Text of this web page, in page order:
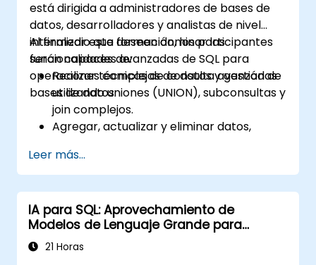
está dirigida a administradores de bases de
datos, desarrolladores y analistas de nivel
intermedio que deseen dominar las
funcionalidades avanzadas de SQL para
operaciones complejas de datos y gestión de
bases de datos.
Al finalizar esta formación, los participantes
serán capaces de:
Realizar técnicas de consulta avanzadas
utilizando uniones (UNION), subconsultas y
join complejos.
Agregar, actualizar y eliminar datos,
Asegurar la integridad de los datos
mediante transacciones y manipular las
estructuras de la base de datos.
Crear y gestionar bases de datos de
manera eficiente para un
almacenamiento y recuperación de
Leer más...
IA para SQL: Aprovechamiento de
Modelos de Lenguaje Grande para
Consultas Inteligentes y Optimización
21 Horas